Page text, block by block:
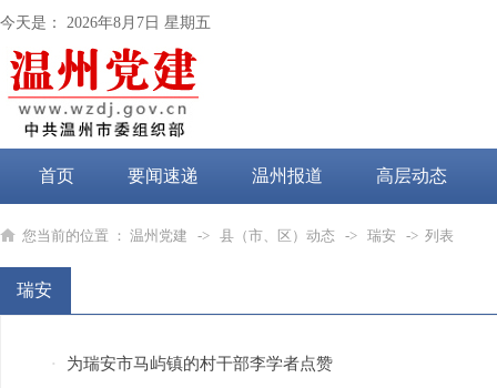
今天是： 2026年8月7日 星期五
首页 要闻速递 温州报道 高层动态
党纪学习教育
您当前的位置 ： 温州党建 -> 县（市、区）动态 -> 瑞安 -> 列表
瑞安
· 为瑞安市马屿镇的村干部李学者点赞